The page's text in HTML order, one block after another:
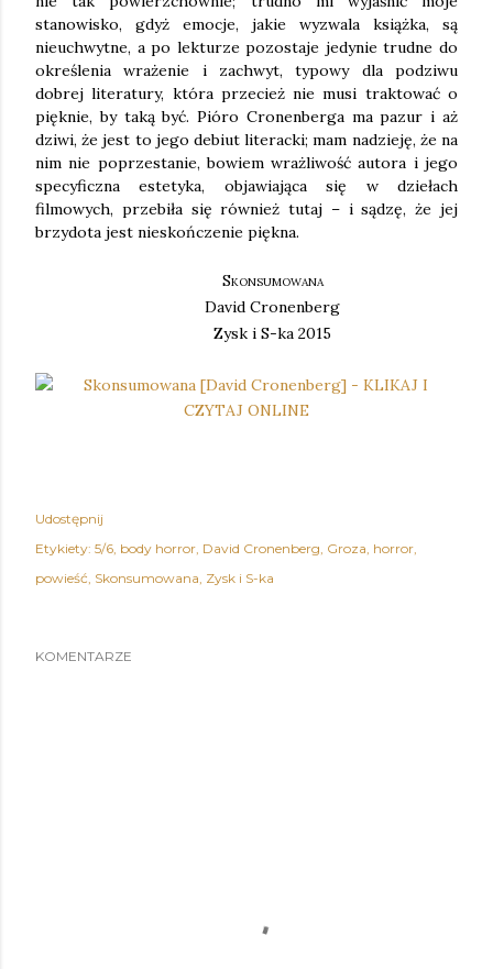
stanowisko, gdyż emocje, jakie wyzwala książka, są
nieuchwytne, a po lekturze pozostaje jedynie trudne do
określenia wrażenie i zachwyt, typowy dla podziwu
dobrej literatury, która przecież nie musi traktować o
pięknie, by taką być. Pióro Cronenberga ma pazur i aż
dziwi, że jest to jego debiut literacki; mam nadzieję, że na
nim nie poprzestanie, bowiem wrażliwość autora i jego
specyficzna estetyka, objawiająca się w dziełach
filmowych, przebiła się również tutaj – i sądzę, że jej
brzydota jest nieskończenie piękna.
Skonsumowana
David Cronenberg
Zysk i S-ka 2015
Udostępnij
Etykiety: 5/6 body horror David Cronenberg Groza horror
powieść Skonsumowana Zysk i S-ka
KOMENTARZE